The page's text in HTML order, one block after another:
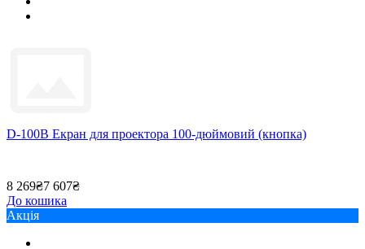
D-100B Екран для проектора 100-дюймовий (кнопка)
8 269₴7 607₴
До кошика
Акція